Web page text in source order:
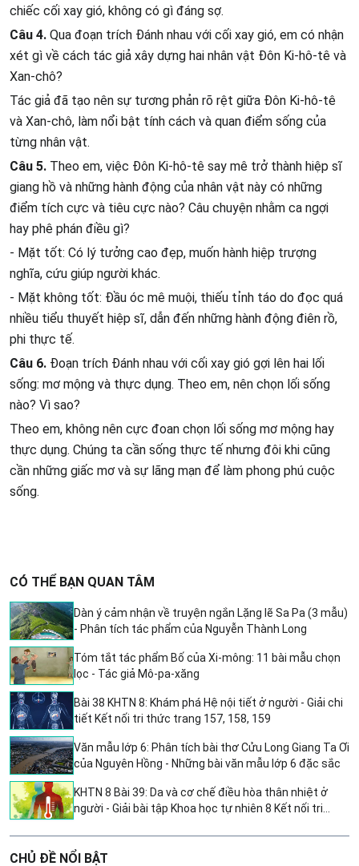
chiếc cối xay gió, không có gì đáng sợ.
Câu 4. Qua đoạn trích Đánh nhau với cối xay gió, em có nhận
xét gì về cách tác giả xây dựng hai nhân vật Đôn Ki-hô-tê và
Xan-chô?
Tác giả đã tạo nên sự tương phản rõ rệt giữa Đôn Ki-hô-tê
và Xan-chô, làm nổi bật tính cách và quan điểm sống của
từng nhân vật.
Câu 5. Theo em, việc Đôn Ki-hô-tê say mê trở thành hiệp sĩ
giang hồ và những hành động của nhân vật này có những
điểm tích cực và tiêu cực nào? Câu chuyện nhằm ca ngợi
hay phê phán điều gì?
- Mặt tốt: Có lý tưởng cao đẹp, muốn hành hiệp trượng
nghĩa, cứu giúp người khác.
- Mặt không tốt: Đầu óc mê muội, thiếu tỉnh táo do đọc quá
nhiều tiểu thuyết hiệp sĩ, dẫn đến những hành động điên rồ,
phi thực tế.
Câu 6. Đoạn trích Đánh nhau với cối xay gió gợi lên hai lối
sống: mơ mộng và thực dụng. Theo em, nên chọn lối sống
nào? Vì sao?
Theo em, không nên cực đoan chọn lối sống mơ mộng hay
thực dụng. Chúng ta cần sống thực tế nhưng đôi khi cũng
cần những giấc mơ và sự lãng mạn để làm phong phú cuộc
sống.
CÓ THỂ BẠN QUAN TÂM
Dàn ý cảm nhận về truyện ngắn Lặng lẽ Sa Pa (3 mẫu)
- Phân tích tác phẩm của Nguyễn Thành Long
Tóm tắt tác phẩm Bố của Xi-mông: 11 bài mẫu chọn
lọc - Tác giả Mô-pa-xăng
Bài 38 KHTN 8: Khám phá Hệ nội tiết ở người - Giải chi
tiết Kết nối tri thức trang 157, 158, 159
Văn mẫu lớp 6: Phân tích bài thơ Cửu Long Giang Ta Ơi
của Nguyên Hồng - Những bài văn mẫu lớp 6 đặc sắc
KHTN 8 Bài 39: Da và cơ chế điều hòa thân nhiệt ở
người - Giải bài tập Khoa học tự nhiên 8 Kết nối tri
CHỦ ĐỀ NỔI BẬT